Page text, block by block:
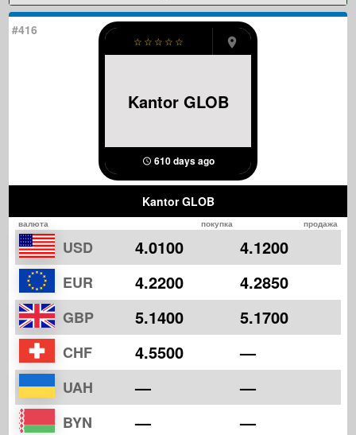
#416
☆
☆
☆
☆
☆
Kantor GLOB
610 days ago
Kantor GLOB
валюта покупка продажа
USD 4.0100 4.1200
EUR 4.2200 4.2850
GBP 5.1400 5.1700
CHF 4.5500 —
UAH — —
BYN — —